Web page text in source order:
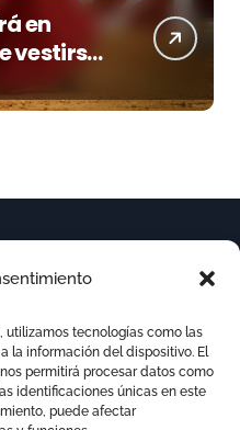
utilizamos tecnologías como las
la información del dispositivo. El
permitirá procesar datos como
identificaciones únicas en este
puede afectar
en
vestirse